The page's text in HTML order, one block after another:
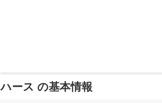
ハース の基本情報